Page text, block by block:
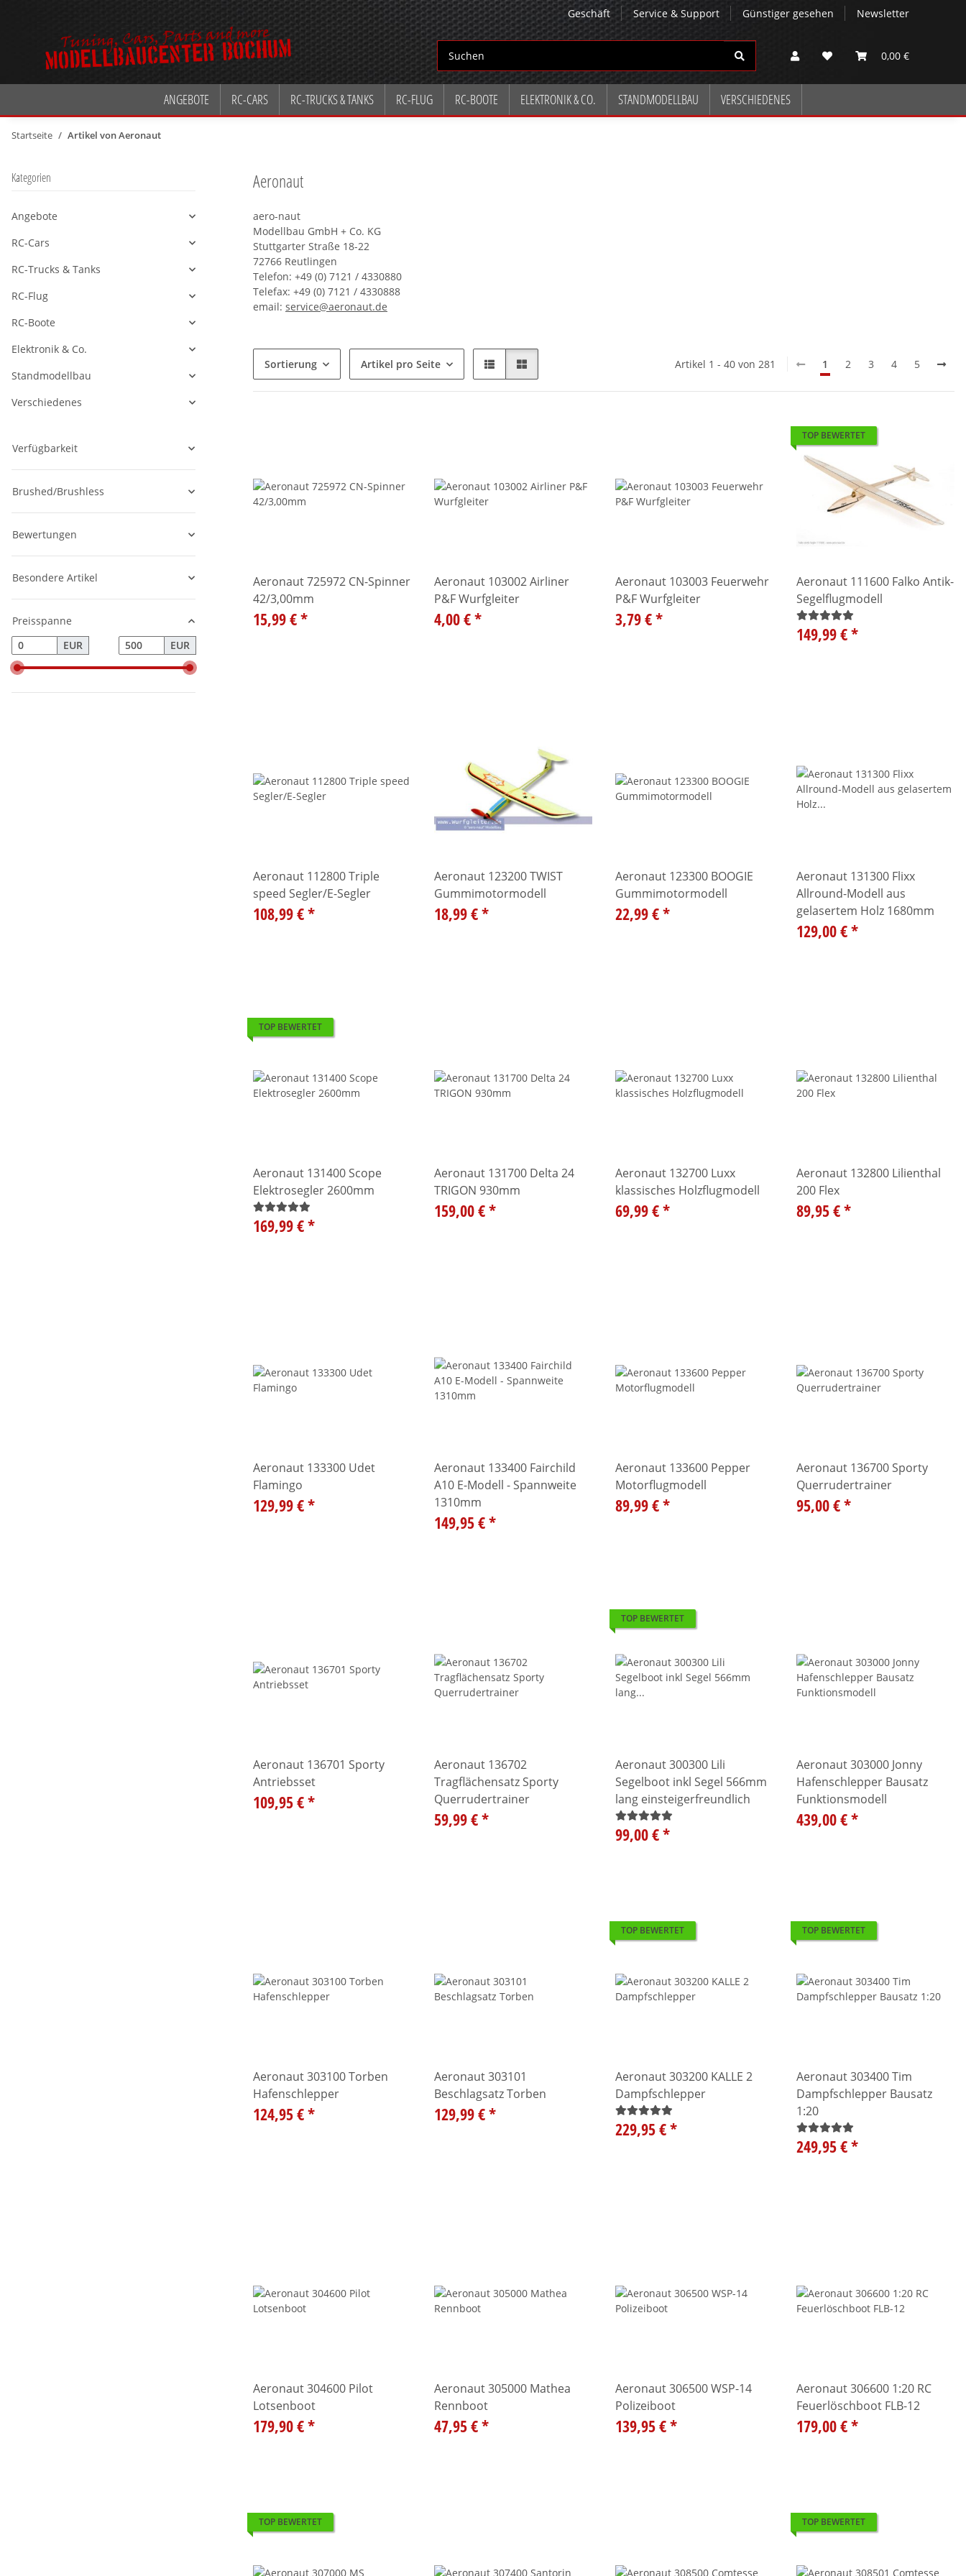
Geschäft Service & Support Günstiger gesehen Newsletter
0,00 €
ANGEBOTE RC-CARS RC-TRUCKS & TANKS RC-FLUG RC-BOOTE ELEKTRONIK & CO. STANDMODELLBAU VERSCHIEDENES
Startseite Artikel von Aeronaut
Aeronaut
aero-naut
Modellbau GmbH + Co. KG
Stuttgarter Straße 18-22
72766 Reutlingen
Telefon: +49 (0) 7121 / 4330880
Telefax: +49 (0) 7121 / 4330888
email: service@aeronaut.de
Sortierung Artikel pro Seite Artikel 1 - 40 von 281 1 2 3 4 5
Aeronaut 725972 CN-Spinner
42/3,00mm
15,99 €*
Aeronaut 103002 Airliner
P&F Wurfgleiter
4,00 €*
Aeronaut 103003 Feuerwehr
P&F Wurfgleiter
3,79 €*
TOP BEWERTET
Aeronaut 111600 Falko Antik-
Segelflugmodell
149,99 €*
Aeronaut 112800 Triple
speed Segler/E-Segler
108,99 €*
Aeronaut 123200 TWIST
Gummimotormodell
18,99 €*
Aeronaut 123300 BOOGIE
Gummimotormodell
22,99 €*
Aeronaut 131300 Flixx
Allround-Modell aus
gelasertem Holz 1680mm
129,00 €*
TOP BEWERTET
Aeronaut 131400 Scope
Elektrosegler 2600mm
169,99 €*
Aeronaut 131700 Delta 24
TRIGON 930mm
159,00 €*
Aeronaut 132700 Luxx
klassisches Holzflugmodell
69,99 €*
Aeronaut 132800 Lilienthal
200 Flex
89,95 €*
Aeronaut 133300 Udet
Flamingo
129,99 €*
Aeronaut 133400 Fairchild
A10 E-Modell - Spannweite
1310mm
149,95 €*
Aeronaut 133600 Pepper
Motorflugmodell
89,99 €*
Aeronaut 136700 Sporty
Querrudertrainer
95,00 €*
Aeronaut 136701 Sporty
Antriebsset
109,95 €*
Aeronaut 136702
Tragflächensatz Sporty
Querrudertrainer
59,99 €*
TOP BEWERTET
Aeronaut 300300 Lili
Segelboot inkl Segel 566mm
lang einsteigerfreundlich
99,00 €*
Aeronaut 303000 Jonny
Hafenschlepper Bausatz
Funktionsmodell
439,00 €*
Aeronaut 303100 Torben
Hafenschlepper
124,95 €*
Aeronaut 303101
Beschlagsatz Torben
129,99 €*
TOP BEWERTET
Aeronaut 303200 KALLE 2
Dampfschlepper
229,95 €*
TOP BEWERTET
Aeronaut 303400 Tim
Dampfschlepper Bausatz
1:20
249,95 €*
Aeronaut 304600 Pilot
Lotsenboot
179,90 €*
Aeronaut 305000 Mathea
Rennboot
47,95 €*
Aeronaut 306500 WSP-14
Polizeiboot
139,95 €*
Aeronaut 306600 1:20 RC
Feuerlöschboot FLB-12
179,00 €*
TOP BEWERTET TOP BEWERTET
Kategorien
Angebote
Alle anzeigen
RC-Cars
Alle anzeigen
RC-Trucks & Tanks
Alle anzeigen
RC-Flug
Alle anzeigen
RC-Boote
Alle anzeigen
Elektronik & Co.
Alle anzeigen
Standmodellbau
Alle anzeigen
Verschiedenes
Alle anzeigen
Verfügbarkeit
Brushed/Brushless
Bewertungen
Besondere Artikel
Preisspanne
EUR
EUR